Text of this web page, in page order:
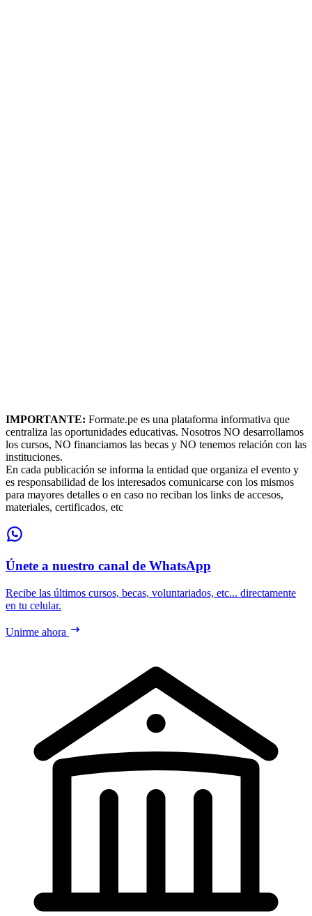
IMPORTANTE: Formate.pe es una plataforma informativa que
centraliza las oportunidades educativas. Nosotros NO desarrollamos
los cursos, NO financiamos las becas y NO tenemos relación con las
instituciones.
En cada publicación se informa la entidad que organiza el evento y
es responsabilidad de los interesados comunicarse con los mismos
para mayores detalles o en caso no reciban los links de accesos,
materiales, certificados, etc
Únete a nuestro canal de WhatsApp
Recibe las últimos cursos, becas, voluntariados, etc... directamente
en tu celular.
Unirme ahora